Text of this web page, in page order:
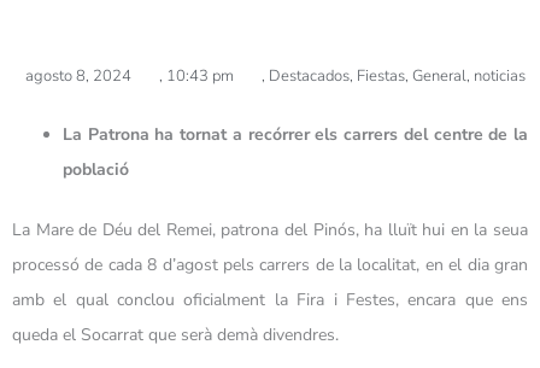
agosto 8, 2024 , 10:43 pm , Destacados, Fiestas, General, noticias
La Patrona ha tornat a recórrer els carrers del centre de la
població
La Mare de Déu del Remei, patrona del Pinós, ha lluït hui en la seua
processó de cada 8 d’agost pels carrers de la localitat, en el dia gran
amb el qual conclou oficialment la Fira i Festes, encara que ens
queda el Socarrat que serà demà divendres.